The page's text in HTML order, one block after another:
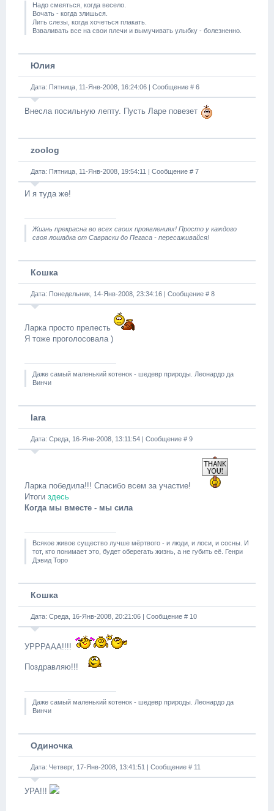
Надо смеяться, когда весело.
Вочать - когда злишься.
Лить слезы, когда хочеться плакать.
Взваливать все на свои плечи и вымучивать улыбку - болезненно.
Юлия
Дата: Пятница, 11-Янв-2008, 16:24:06 | Сообщение # 6
Внесла посильную лепту. Пусть Ларе повезет
zoolog
Дата: Пятница, 11-Янв-2008, 19:54:11 | Сообщение # 7
И я туда же!
Жизнь прекрасна во всех своих проявлениях! Просто у каждого
своя лошадка от Савраски до Пегаса - пересаживайся!
Кошка
Дата: Понедельник, 14-Янв-2008, 23:34:16 | Сообщение # 8
Ларка просто прелесть
Я тоже проголосовала )
Даже самый маленький котенок - шедевр природы. Леонардо да
Винчи
lara
Дата: Среда, 16-Янв-2008, 13:11:54 | Сообщение # 9
Ларка победила!!! Спасибо всем за участие!
Итоги здесь
Когда мы вместе - мы сила
Всякое живое существо лучше мёртвого - и люди, и лоси, и сосны. И
тот, кто понимает это, будет оберегать жизнь, а не губить её. Генри
Дэвид Торо
Кошка
Дата: Среда, 16-Янв-2008, 20:21:06 | Сообщение # 10
УРРРААА!!!!
Поздравляю!!!
Даже самый маленький котенок - шедевр природы. Леонардо да
Винчи
Одиночка
Дата: Четверг, 17-Янв-2008, 13:41:51 | Сообщение # 11
УРА!!!